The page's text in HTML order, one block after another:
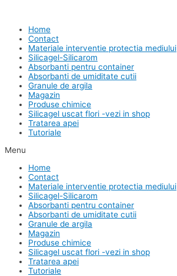
contentHome
Contact
Materiale interventie protectia mediului
Silicagel-Silicarom
Absorbanti pentru container
Absorbanti de umiditate cutii
Granule de argila
Magazin
Produse chimice
Silicagel uscat flori -vezi in shop
Tratarea apei
Tutoriale
Menu
Home
Contact
Materiale interventie protectia mediului
Silicagel-Silicarom
Absorbanti pentru container
Absorbanti de umiditate cutii
Granule de argila
Magazin
Produse chimice
Silicagel uscat flori -vezi in shop
Tratarea apei
Tutoriale